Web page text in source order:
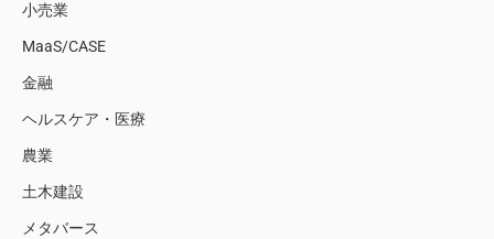
小売業
MaaS/CASE
金融
ヘルスケア・医療
農業
土木建設
メタバース